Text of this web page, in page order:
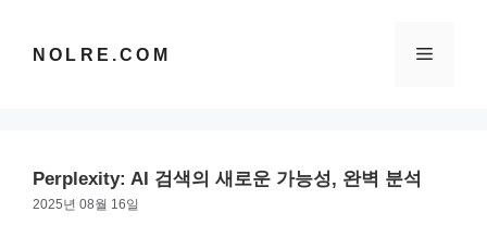
NOLRE.COM 메
Perplexity: AI 검색의 새로운 가능성, 완벽 분석
2025년 08월 16일